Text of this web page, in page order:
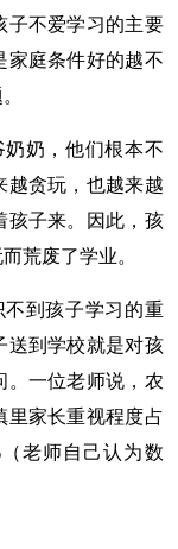
子不爱学习的主要
家庭条件好的越不
奶，他们根本不
越贪玩，也越来越
孩子来。因此，孩
荒废了学业。
到孩子学习的重
送到学校就是对孩
。一位老师说，农
里家长重视程度占
老师自己认为数